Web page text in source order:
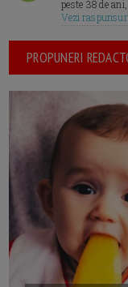
peste 38 de
Vezi
PROPUNERI